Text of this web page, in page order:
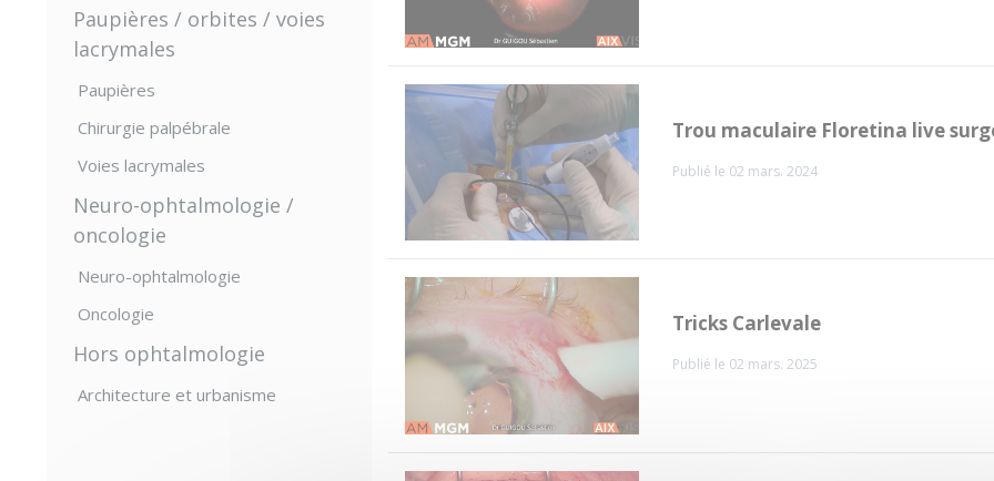
Paupières / orbites / voies
lacrymales
Paupières
Chirurgie palpébrale
Voies lacrymales
Neuro-ophtalmologie /
oncologie
Neuro-ophtalmologie
Oncologie
Hors ophtalmologie
Architecture et urbanisme
Trou maculaire Floretina live
Publié le 02 mars. 2024
Tricks Carlevale
Publié le 02 mars. 2025